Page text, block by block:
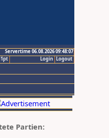
Servertime 06.08.2026 09:48:07
Logout
Login
Partien: